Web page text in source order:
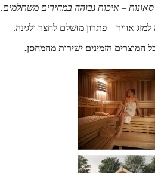
סאונות – איכות גבוהה במחירים משתלמים.
אוויר – פתרון מושלם לחצר ולגינה.
המוצרים הזמינים ישירות מהמחסן.